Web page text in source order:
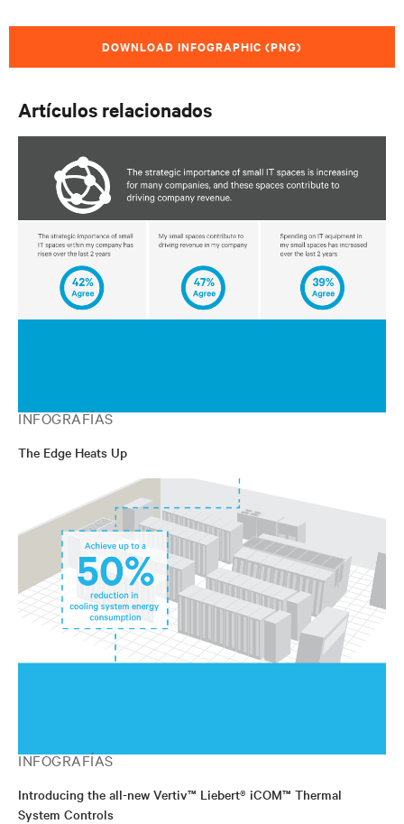
DOWNLOAD INFOGRAPHIC (PNG)
Artículos relacionados
INFOGRAFÍAS
The Edge Heats Up
INFOGRAFÍAS
Introducing the all-new Vertiv™ Liebert® iCOM™ Thermal
System Controls